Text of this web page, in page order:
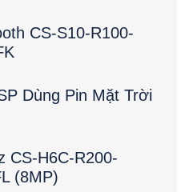
CS-S10-R100-
Dùng Pin Mặt Trời
CS-H6C-R200-
(8MP)